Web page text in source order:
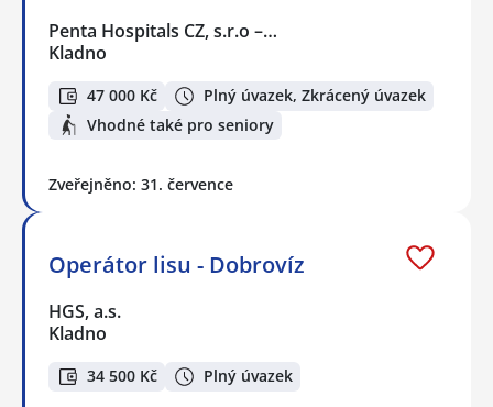
Penta Hospitals CZ, s.r.o –…
Kladno
47 000 Kč
Plný úvazek, Zkrácený úvazek
Vhodné také pro seniory
Zveřejněno: 31. července
Operátor lisu - Dobrovíz
HGS, a.s.
Kladno
34 500 Kč Plný úvazek